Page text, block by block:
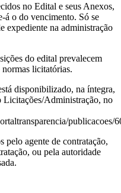
no Edital e seus Anexos,
o do vencimento. Só se
expediente na administração
do edital prevalecem
normas licitatórias.
disponibilizado, na íntegra,
Licitações/Administração, no
publicacoes/
pelo agente de contratação,
ou pela autoridade